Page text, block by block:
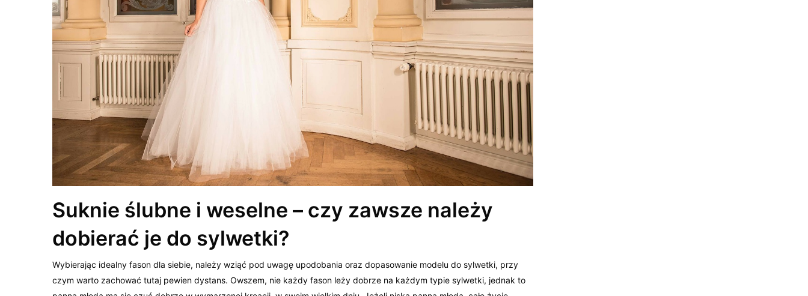
Suknie ślubne i weselne – czy zawsze należy
dobierać je do sylwetki?
Wybierając idealny fason dla siebie, należy wziąć pod uwagę upodobania oraz dopasowanie modelu do sylwetki, przy
czym warto zachować tutaj pewien dystans. Owszem, nie każdy fason leży dobrze na każdym typie sylwetki, jednak to